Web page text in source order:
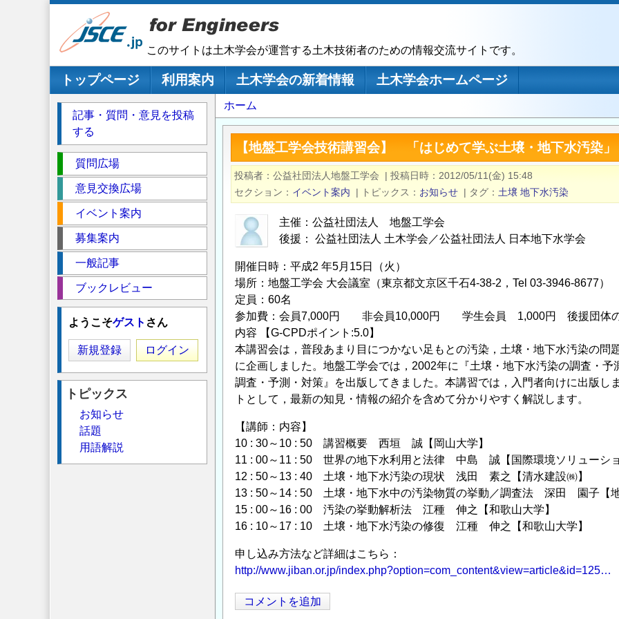
このサイトは土木学会が運営する土木技術者のための情報交流サイトです。
メインナビゲーション
トップページ 利用案内 土木学会の新着情報
土木学会ホームページ
パ
ン
ず
ホーム
【地盤工学会技術講習会】 「はじめて学ぶ土壌・地下水汚染」
投稿者 公益社団法人地盤工学会 | 投稿日時
2012/05/11(金) 15:48
セクション
イベント案内 | トピックス お知らせ | タグ 土壌 地下水汚染
主催：公益社団法人 地盤工学会
後援： 公益社団法人 土木学会／公益社団法人 日本地下水学会
開催日時：平成2 年5月15日（火）
場所：地盤工学会 大会議室（東京都文京区千石4-38-2，Tel 03-3946-8677）
定員：60名
参加費：会員7,000円 非会員10,000円 学生会員 1,000円 後援団体
内容 【G-CPDポイント:5.0】
本講習会は，普段あまり目につかない足もとの汚染，土壌・地下水汚染の問
に企画しました。地盤工学会では，2002年に『土壌・地下水汚染の調査・
調査・予測・対策』を出版してきました。本講習では，入門者向けに出版し
トとして，最新の知見・情報の紹介を含めて分かりやすく解説します。
【講師：内容】
10 : 30～10 : 50 講習概要 西垣 誠【岡山大学】
11 : 00～11 : 50 世界の地下水利用と法律 中島 誠【国際環境ソリューシ
12 : 50～13 : 40 土壌・地下水汚染の現状 浅田 素之【清水建設㈱】
13 : 50～14 : 50 土壌・地下水中の汚染物質の挙動／調査法 深田 園子【
15 : 00～16 : 00 汚染の挙動解析法 江種 伸之【和歌山大学】
16 : 10～17 : 10 土壌・地下水汚染の修復 江種 伸之【和歌山大学】
申し込み方法など詳細はこちら：
http://www.jiban.or.jp/index.php?option=com_content&view=article&id=125…
コメントを追加
記事・質問・意見を投稿
する
ク
シ
質問広場
意見交換広場
イベント案内
募集案内
一般記事
ブックレビュー
ようこそゲスト さん
新規登録 ログイン
トピックス
お知らせ
話題
用語解説